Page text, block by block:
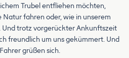
Trubel entfliehen möchten,
fahren oder, wie in unserem
Und trotz vorgerückter Ankunftszeit
freundlich um uns gekümmert. Und
grüßen sich.